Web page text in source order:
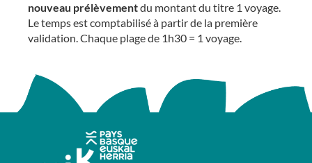
nouveau prélèvementdu montant du titre 1 voyage.
Le temps est comptabilisé à partir de la première
validation. Chaque plage de 1h30 = 1 voyage.